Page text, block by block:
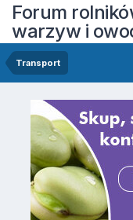
Forum
warzyw i
Transport